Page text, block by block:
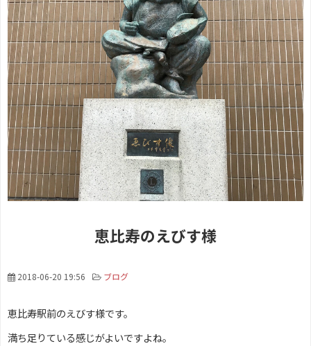
恵比寿のえびす様
2018-06-20 19:56 ブログ
恵比寿駅前のえびす様です。
満ち足りている感じがよいですよね。